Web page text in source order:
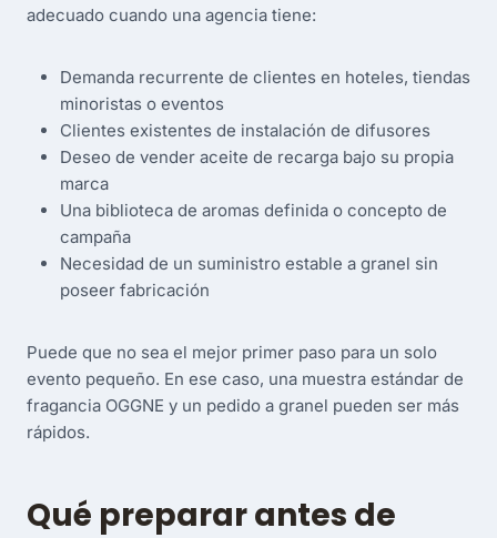
adecuado cuando una agencia tiene:
Demanda recurrente de clientes en hoteles, tiendas
minoristas o eventos
Clientes existentes de instalación de difusores
Deseo de vender aceite de recarga bajo su propia
marca
Una biblioteca de aromas definida o concepto de
campaña
Necesidad de un suministro estable a granel sin
poseer fabricación
Puede que no sea el mejor primer paso para un solo
evento pequeño. En ese caso, una muestra estándar de
fragancia OGGNE y un pedido a granel pueden ser más
rápidos.
Qué preparar antes de